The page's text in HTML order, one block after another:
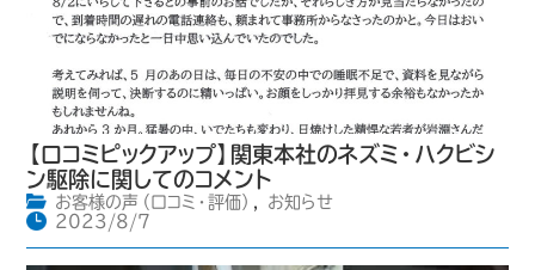
【口コミピックアップ】関東本社のネズミ・ハクビシ
ン駆除に関してのコメント
お客様の声（口コミ・評価）
お知らせ
2023/8/7